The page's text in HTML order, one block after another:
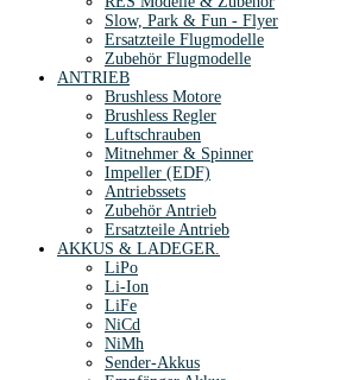
Slow, Park & Fun - Flyer
Ersatzteile Flugmodelle
Zubehör Flugmodelle
ANTRIEB
Brushless Motore
Brushless Regler
Luftschrauben
Mitnehmer & Spinner
Impeller (EDF)
Antriebssets
Zubehör Antrieb
Ersatzteile Antrieb
AKKUS & LADEGER.
LiPo
Li-Ion
LiFe
NiCd
NiMh
Sender-Akkus